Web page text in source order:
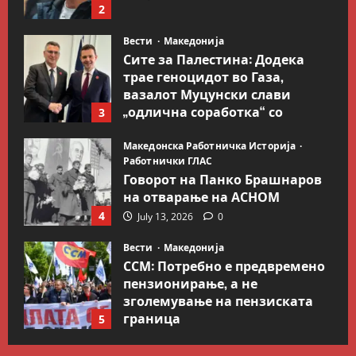
2
3
Вести Македонија
Сите за Палестина: Додека
трае геноцидот во Газа,
вазалот Муцунски слави
„одлична соработка“ со
July 18, 2026 0
4
Македонска Работничка Историја
Работнички ГЛАС
Говорот на Панко Брашнаров
на отварање на АСНОМ
July 13, 2026 0
5
Вести Македонија
ССМ: Потребно е предвремено
пензионирање, а не
зголемување на пензиската
граница